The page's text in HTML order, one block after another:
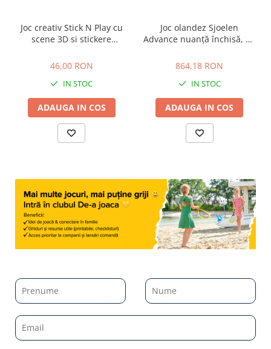
Joc creativ Stick N Play cu
scene 3D si stickere
Secreta, + 3 ani
46,00 RON
IN STOC
ADAUGA IN COS
Joc olandez Sjoelen
Advance nuanță închisă, cu
Dimensiuni 200 x 40,8 x 4
864,18 RON
IN STOC
ADAUGA IN COS